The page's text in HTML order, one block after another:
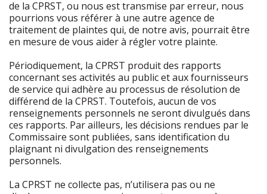
de la CPRST, ou nous est transmise par erreur, nous
pourrions vous référer à une autre agence de
traitement de plaintes qui, de notre avis, pourrait être
en mesure de vous aider à régler votre plainte.
Périodiquement, la CPRST produit des rapports
concernant ses activités au public et aux fournisseurs
de service qui adhère au processus de résolution de
différend de la CPRST. Toutefois, aucun de vos
renseignements personnels ne seront divulgués dans
ces rapports. Par ailleurs, les décisions rendues par le
Commissaire sont publiées, sans identification du
plaignant ni divulgation des renseignements
personnels.
La CPRST ne collecte pas, n’utilisera pas ou ne